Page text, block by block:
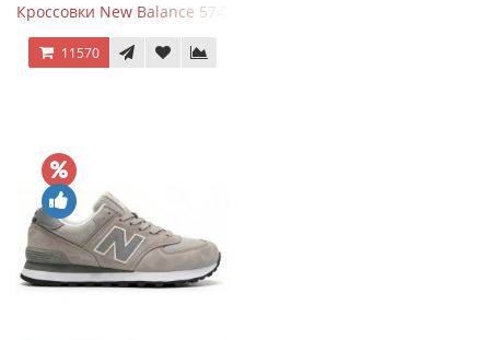
Кроссовки New Balance 574 Classic Blue White Leather
11570